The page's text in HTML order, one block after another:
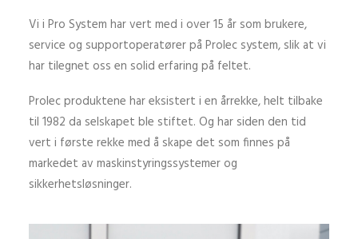
Vi i Pro System har vert med i over 15 år som brukere,
service og supportoperatører på Prolec system, slik at vi
har tilegnet oss en solid erfaring på feltet.
Prolec produktene har eksistert i en årrekke, helt tilbake
til 1982 da selskapet ble stiftet. Og har siden den tid
vert i første rekke med å skape det som finnes på
markedet av maskinstyringssystemer og
sikkerhetsløsninger.